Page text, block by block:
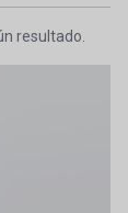
resultado.